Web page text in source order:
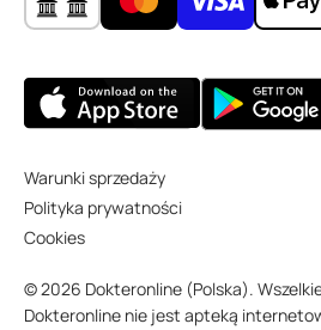
Warunki sprzedaży
Polityka prywatności
Cookies
© 2026 Dokteronline (Polska).
Dokteronline nie jest apteką